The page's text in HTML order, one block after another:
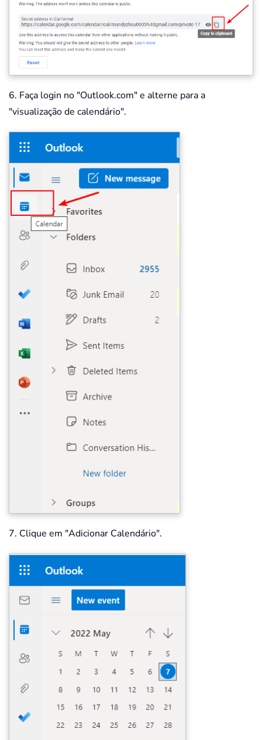
6. Faça login no "Outlook.com" e alterne para a
"visualização de calendário".
7. Clique em "Adicionar Calendário".